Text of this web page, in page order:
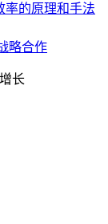
率的原理和手法
略合作
长